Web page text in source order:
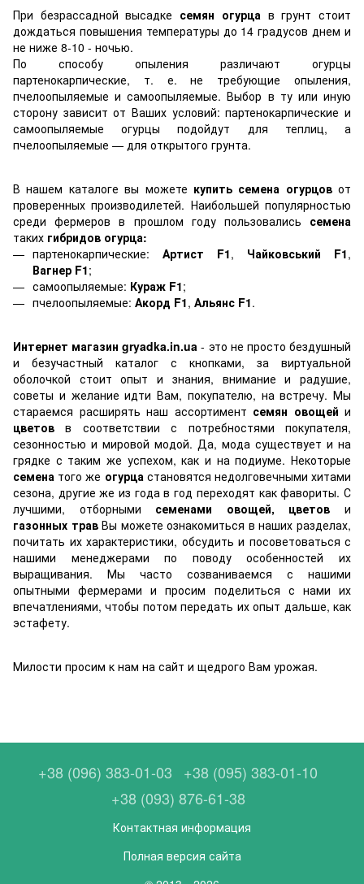
При безрассадной высадке семян огурцав грунт стоит
дождаться повышения температуры до 14 градусов днем и
не ниже 8-10 - ночью.
По способу опыления различают огурцы
партенокарпические, т. е. не требующие опыления,
пчелоопыляемые и самоопыляемые. Выбор в ту или иную
сторону зависит от Ваших условий: партенокарпические и
самоопыляемые огурцы подойдут для теплиц, а
пчелоопыляемые — для открытого грунта.
В нашем каталоге вы можете купить семена огурцовот
проверенных производилетей. Наибольшей популярностью
среди фермеров в прошлом году пользовались семена
таких гибридов огурца:
партенокарпические: Артист F1, Чайковський F1,
Вагнер F1;
самоопыляемые: Кураж F1;
пчелоопыляемые: Акорд F1, Альянс F1.
Интернет магазинgryadka.in.ua - это не просто бездушный
и безучастный каталог с кнопками, за виртуальной
оболочкой стоит опыт и знания, внимание и радушие,
советы и желание идти Вам, покупателю, на встречу. Мы
стараемся расширять наш ассортимент семян овощей и
цветов в соответствии с потребностями покупателя,
сезонностью и мировой модой. Да, мода существует и на
грядке с таким же успехом, как и на подиуме. Некоторые
семена того же огурцастановятся недолговечными хитами
сезона, другие же из года в год переходят как фавориты. С
лучшими, отборными семенами овощей, цветов и
газонных травВы можете ознакомиться в наших разделах,
почитать их характеристики, обсудить и посоветоваться с
нашими менеджерами по поводу особенностей их
выращивания. Мы часто созваниваемся с нашими
опытными фермерами и просим поделиться с нами их
впечатлениями, чтобы потом передать их опыт дальше, как
эстафету.
Милости просим к нам на сайт и щедрого Вам урожая.
+38 (096) 383-01-03
+38 (095) 383-01-10
+38 (093) 876-61-38
Контактная информация
Полная версия сайта